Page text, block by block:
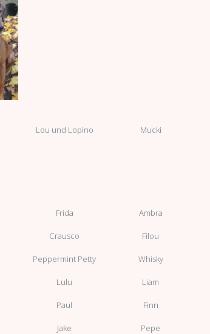
Lou und Lopino Mucki
Frida Ambra
Crausco Filou
Peppermint Petty Whisky
Lulu Liam
Paul Finn
Jake Pepe